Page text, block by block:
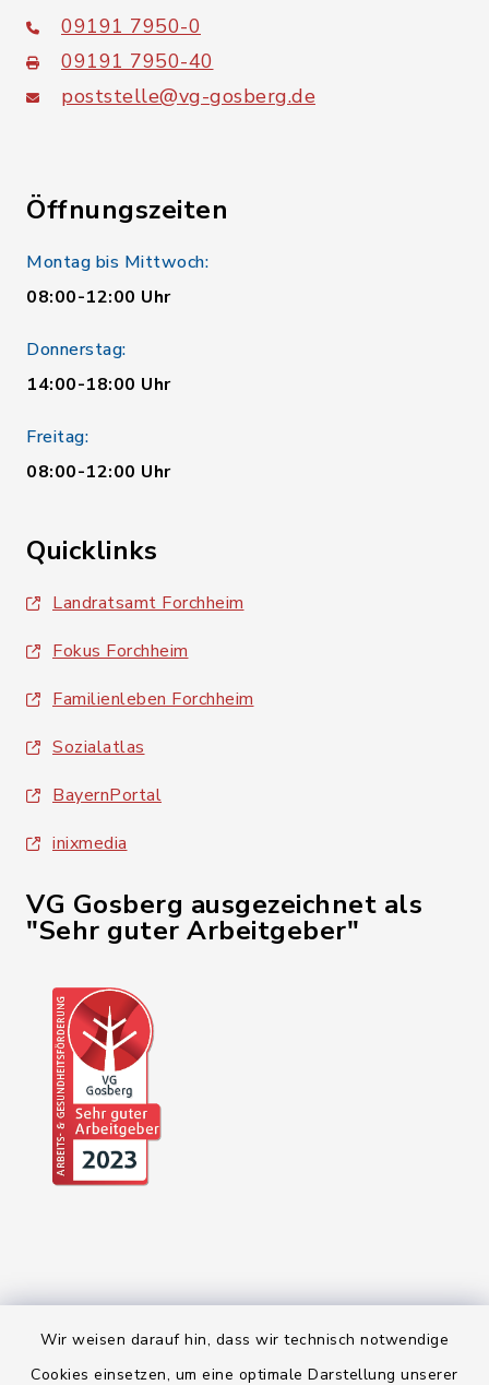
Wir weisen darauf hin, dass wir technisch notwendige
Cookies einsetzen, um eine optimale Darstellung unserer
09191 7950-0
09191 7950-40
poststelle@vg-gosberg.de
Öffnungszeiten
Montag bis Mittwoch:
08:00-12:00 Uhr
Donnerstag:
14:00-18:00 Uhr
Freitag:
08:00-12:00 Uhr
Quicklinks
Landratsamt Forchheim
Fokus Forchheim
Familienleben Forchheim
Sozialatlas
BayernPortal
inixmedia
VG Gosberg ausgezeichnet als
"Sehr guter Arbeitgeber"
Kontakt